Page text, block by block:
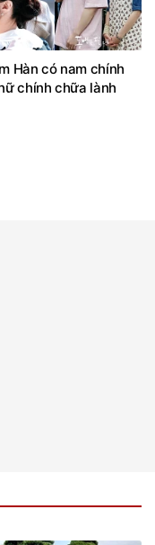
Hàn có nam chính
chính chữa lành